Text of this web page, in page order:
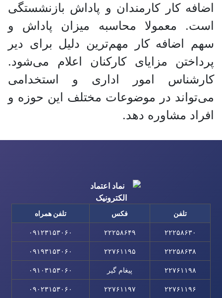
اضافه کار کارمندان و پاداش بازنشستگی
است. معمولا محاسبه میزان پاداش و
سهم اضافه کار مهم‌ترین دلیل برای دیر
پرداختن مزایای کارکنان اعلام می‌شود.
کارشناس امور اداری و استخدامی
می‌تواند در موضوعات مختلف این حوزه و
افراد مشاوره دهد.
تلفن فکس تلفن همراه
۲۲۲۵۸۶۳۰ ۲۲۲۵۸۶۴۹ ۰۹۱۲۳۱۵۳۰۶۰
۲۲۲۵۸۶۳۸ ۲۲۷۶۱۱۹۵ ۰۹۱۹۳۱۵۳۰۶۰
۲۲۷۶۱۱۹۸ پیغام گیر ۰۹۱۰۳۱۵۳۰۶۰
۲۲۷۶۱۱۹۶ ۲۲۷۶۱۱۹۷ ۰۹۰۲۳۱۵۳۰۶۰